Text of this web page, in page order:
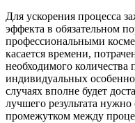
Для ускорения процесса
эффекта в обязательном
профессиональными
касается времени,
необходимого количества
индивидуальных
случаях вполне будет
лучшего результата нужно
промежутком между